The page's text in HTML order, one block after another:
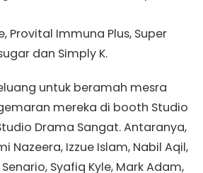
Provital Immuna Plus, Super
dan Simply K.
untuk beramah mesra
mereka di booth Studio
Drama Sangat. Antaranya,
Nazeera, Izzue Islam, Nabil Aqil,
Syafiq Kyle, Mark Adam,